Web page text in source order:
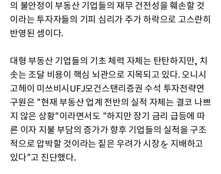
의 불안정이 부동산 기업들의 재무 건전성을 훼손할 것
이라는 투자자들의 기피 심리가 주가 하락으로 고스란히
반영된 셈이다.
대형 부동산 기업들의 기초 체력 자체는 탄탄하지만, 치
솟는 조달 비용이 핵심 뇌관으로 지목되고 있다. 오니시
고헤이 미쓰비시UFJ모건스탠리증권 수석 투자전략연
구원은 "현재 부동산 업계 전반의 실적 자체는 결코 나쁘
지 않은 상황"이라면서도 "하지만 장기 금리 급등에 따
른 이자 지불 부담의 증가가 향후 기업들의 실적을 구조
적으로 압박할 것이라는 짙은 우려가 시장を 지배하고
있다"고 진단했다.